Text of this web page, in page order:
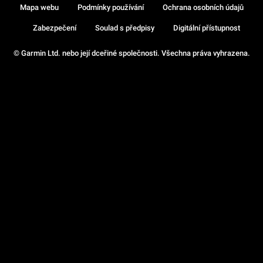
© Garmin Ltd. nebo její dceřiné společnosti. Všechna práva vyhrazena.
Mapa webu Podmínky používání Ochrana osobních údajů
Zabezpečení Soulad s předpisy Digitální přístupnost